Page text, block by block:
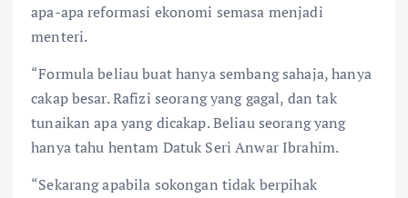
apa-apa reformasi ekonomi semasa menjadi
menteri.
“Formula beliau buat hanya sembang sahaja, hanya
cakap besar. Rafizi seorang yang gagal, dan tak
tunaikan apa yang dicakap. Beliau seorang yang
hanya tahu hentam Datuk Seri Anwar Ibrahim.
“Sekarang apabila sokongan tidak berpihak